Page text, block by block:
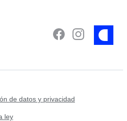
de datos y privacidad
ley